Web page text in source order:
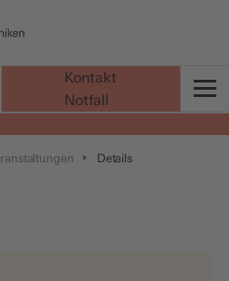
Details
Kontakt
Notfall